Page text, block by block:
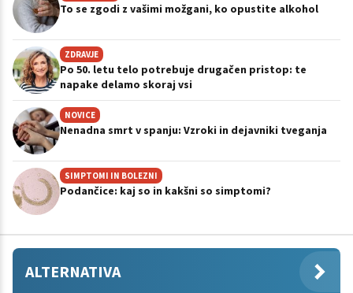
To se zgodi z vašimi možgani, ko opustite alkohol
ZDRAVJE
Po 50. letu telo potrebuje drugačen pristop: te
napake delamo skoraj vsi
NOVICE
Nenadna smrt v spanju: Vzroki in dejavniki tveganja
SIMPTOMI IN BOLEZNI
Podančice: kaj so in kakšni so simptomi?
ALTERNATIVA